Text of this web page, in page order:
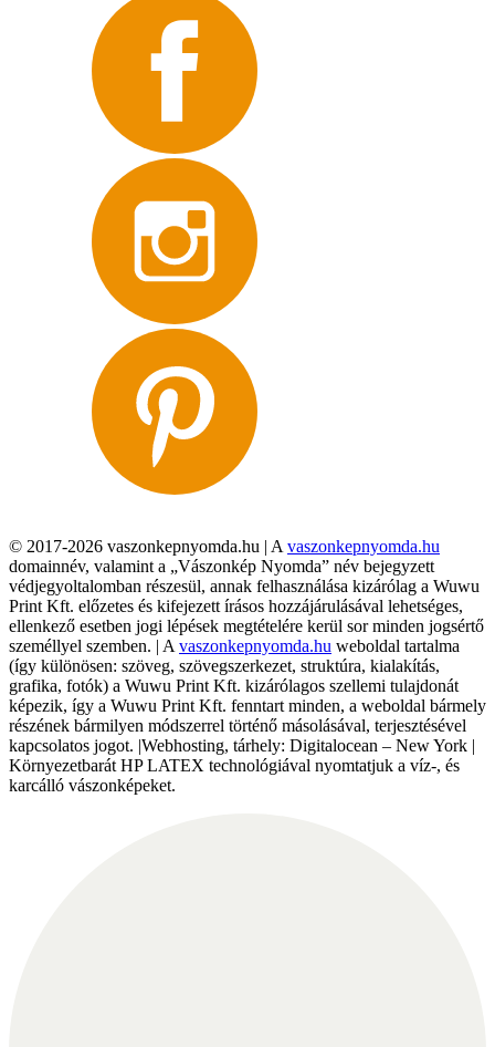
© 2017-2026 vaszonkepnyomda.hu | A vaszonkepnyomda.hu
domainnév, valamint a „Vászonkép Nyomda” név bejegyzett
védjegyoltalomban részesül, annak felhasználása kizárólag a Wuwu
Print Kft. előzetes és kifejezett írásos hozzájárulásával lehetséges,
ellenkező esetben jogi lépések megtételére kerül sor minden jogsértő
személlyel szemben. | A vaszonkepnyomda.hu weboldal tartalma
(így különösen: szöveg, szövegszerkezet, struktúra, kialakítás,
grafika, fotók) a Wuwu Print Kft. kizárólagos szellemi tulajdonát
képezik, így a Wuwu Print Kft. fenntart minden, a weboldal bármely
részének bármilyen módszerrel történő másolásával, terjesztésével
kapcsolatos jogot. |Webhosting, tárhely: Digitalocean – New York |
Környezetbarát HP LATEX technológiával nyomtatjuk a víz-, és
karcálló vászonképeket.